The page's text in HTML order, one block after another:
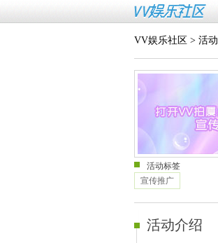
VV娱乐社区 > 活动
活动标签
宣传推广
活动介绍